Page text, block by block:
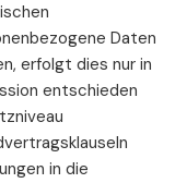
Daten
erfolgt dies nur in
entschieden
in die